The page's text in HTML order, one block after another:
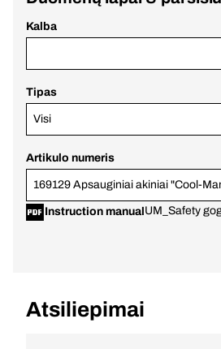
Kalba
Tipas
Visi
Artikulo numeris
169129 Apsauginiai akiniai "Cool-
Instruction manual UM_Safety
Atsiliepimai